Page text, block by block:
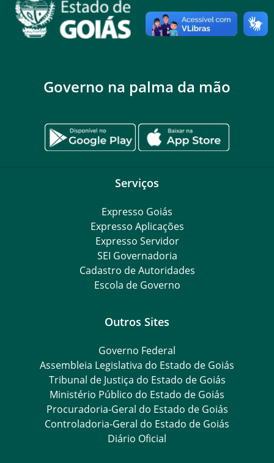
Governo na palma da mão
Serviços
Expresso Goiás
Expresso Aplicações
Expresso Servidor
SEI Governadoria
Cadastro de Autoridades
Escola de Governo
Outros Sites
Governo Federal
Assembleia Legislativa do Estado de Goiás
Tribunal de Justiça do Estado de Goiás
Ministério Público do Estado de Goiás
Procuradoria-Geral do Estado de Goiás
Controladoria-Geral do Estado de Goiás
Diário Oficial